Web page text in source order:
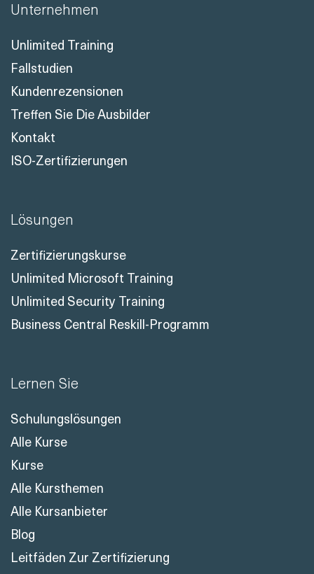
Unternehmen
Unlimited Training
Fallstudien
Kundenrezensionen
Treffen Sie Die Ausbilder
Kontakt
ISO-Zertifizierungen
Lösungen
Zertifizierungskurse
Unlimited Microsoft Training
Unlimited Security Training
Business Central Reskill-Programm
Lernen Sie
Schulungslösungen
Alle Kurse
Kurse
Alle Kursthemen
Alle Kursanbieter
Blog
Leitfäden Zur Zertifizierung